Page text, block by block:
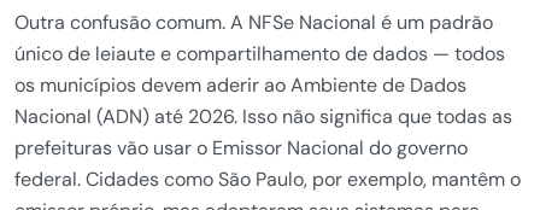
Outra confusão comum. A NFSe Nacional é um padrão
único de leiaute e compartilhamento de dados — todos
os municípios devem aderir ao Ambiente de Dados
Nacional (ADN) até 2026. Isso não significa que todas as
prefeituras vão usar o Emissor Nacional do governo
federal. Cidades como São Paulo, por exemplo, mantêm o